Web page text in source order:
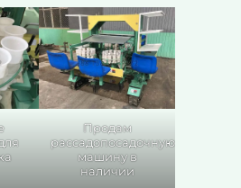
Продам
рассадопосадочную
машину в
наличии